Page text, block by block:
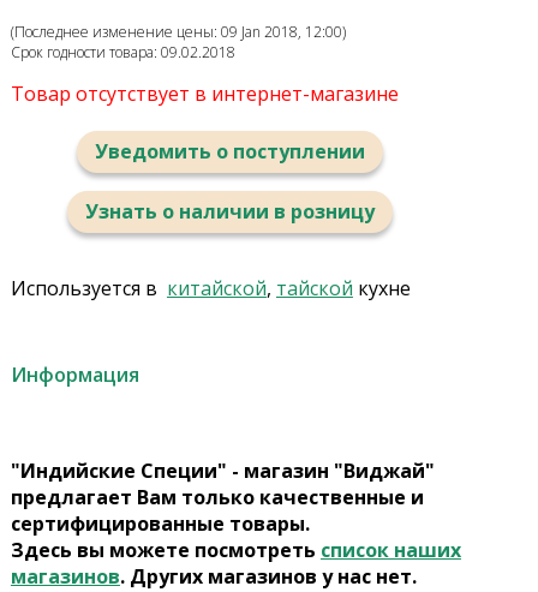
(Последнее изменение цены: 09 Jan 2018, 12:00)
Срок годности товара: 09.02.2018
Товар отсутствует в интернет-магазине
Уведомить о поступлении
Узнать о наличии в розницу
Используется в китайской, тайской кухне
Информация
"Индийские Специи" - магазин "Виджай"
предлагает Вам только качественные и
сертифицированные товары.
Здесь вы можете посмотреть список наших
магазинов. Других магазинов у нас нет.